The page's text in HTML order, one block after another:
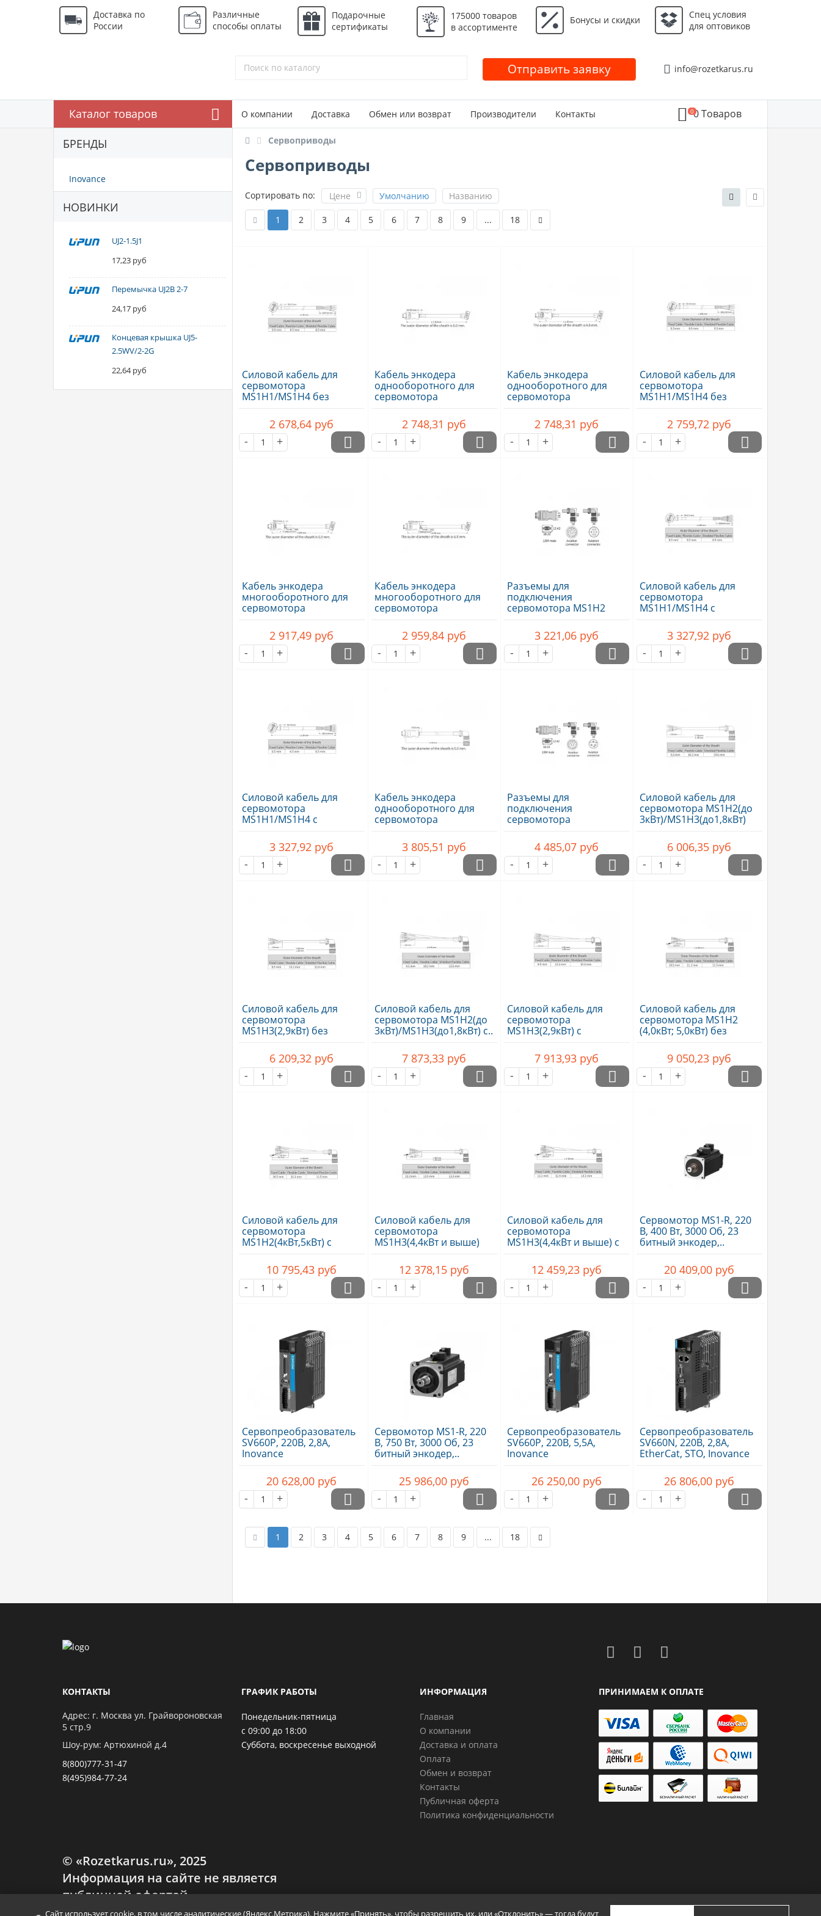
Доставка по
России
Различные
способы оплаты
Подарочные
сертификаты
175000 товаров
в ассортименте
Бонусы и скидки
Спец условия
для оптовиков
Отправить заявку info@rozetkarus.ru
О компании Доставка Обмен или возврат Производители Контакты 0Товаров
0
Каталог товаров
БРЕНДЫ
Inovance
НОВИНКИ
UJ2-1.5J1
17,23 руб
Перемычка UJ2B 2-7
24,17 руб
Концевая крышка UJ5-
2.5WV/2-2G
22,64 руб
Сервоприводы
Сервоприводы
Сортировать по: Цене Умолчанию Названию
1 2 3 4 5 6 7 8 9 ... 18
Силовой кабель для
сервомотора
MS1H1/MS1H4 без
2 678,64 руб
-
+
Кабель энкодера
однооборотного для
сервомотора
2 748,31 руб
-
+
Кабель энкодера
однооборотного для
сервомотора
2 748,31 руб
-
+
Силовой кабель для
сервомотора
MS1H1/MS1H4 без
2 759,72 руб
-
+
Кабель энкодера
многооборотного для
сервомотора
2 917,49 руб
-
+
Кабель энкодера
многооборотного для
сервомотора
2 959,84 руб
-
+
Разъемы для
подключения
сервомотора MS1H2
3 221,06 руб
-
+
Силовой кабель для
сервомотора
MS1H1/MS1H4 с
подключение..
3 327,92 руб
-
+
Силовой кабель для
сервомотора
MS1H1/MS1H4 с
подключение..
3 327,92 руб
-
+
Кабель энкодера
однооборотного для
сервомотора
3 805,51 руб
-
+
Разъемы для
подключения
сервомотора
Inovance4 485,07 руб
-
+
Силовой кабель для
сервомотора MS1H2(до
3кВт)/MS1H3(до1,8кВт)
6 006,35 руб
-
+
Силовой кабель для
сервомотора
MS1H3(2,9кВт) без
6 209,32 руб
-
+
Силовой кабель для
сервомотора MS1H2(до
3кВт)/MS1H3(до1,8кВт) с..
7 873,33 руб
-
+
Силовой кабель для
сервомотора
MS1H3(2,9кВт) c
7 913,93 руб
-
+
Силовой кабель для
сервомотора MS1H2
(4,0кВт; 5,0кВт) без
9 050,23 руб
-
+
Силовой кабель для
сервомотора
MS1H2(4кВт,5кВт) с
10 795,43 руб
-
+
Силовой кабель для
сервомотора
MS1H3(4,4кВт и выше)
12 378,15 руб
-
+
Силовой кабель для
сервомотора
MS1H3(4,4кВт и выше) с
12 459,23 руб
-
+
Сервомотор MS1-R, 220
В, 400 Вт, 3000 Об, 23
битный энкодер,..
20 409,00 руб
-
+
Сервопреобразователь
SV660P, 220В, 2,8А,
Inovance
20 628,00 руб
-
+
Сервомотор MS1-R, 220
В, 750 Вт, 3000 Об, 23
битный энкодер,..
25 986,00 руб
-
+
Сервопреобразователь
SV660P, 220В, 5,5А,
Inovance
26 250,00 руб
-
+
Сервопреобразователь
SV660N, 220В, 2,8А,
EtherCat, STO, Inovance
26 806,00 руб
-
+
1 2 3 4 5 6 7 8 9 ... 18
КОНТАКТЫ
Адрес: г. Москва ул. Грайвороновская
5 стр.9
Шоу-рум: Артюхиной д.4
8(800)777-31-47
8(495)984-77-24
ГРАФИК РАБОТЫ
Понедельник-пятница
с 09:00 до 18:00
Суббота, воскресенье выходной
ИНФОРМАЦИЯ
Главная
О компании
Доставка и оплата
Оплата
Обмен и возврат
Контакты
Публичная оферта
Политика конфиденциальности
ПРИНИМАЕМ К ОПЛАТЕ
© «Rozetkarus.ru», 2025
Информация на сайте не является
публичной офертой,
определяемой п.2 ст. 437 ГК РФ
Сайт использует cookie, в том числе аналитические (Яндекс.Метрика). Нажмите «Принять», чтобы разрешить их, или «Отклонить» — тогда будут